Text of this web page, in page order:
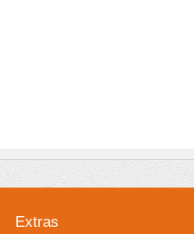
Extras